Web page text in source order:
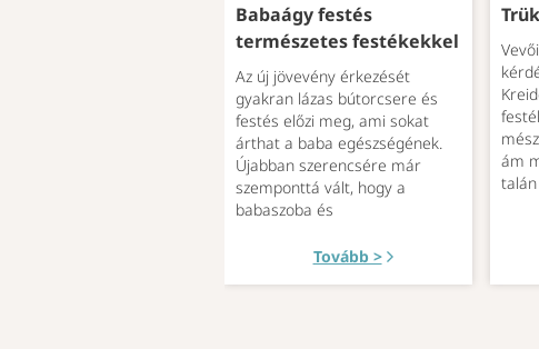
Babaágy festés
természetes festékekkel
Az új jövevény érkezését
gyakran lázas bútorcsere és
festés előzi meg, ami sokat
árthat a baba egészségének.
Újabban szerencsére már
szemponttá vált, hogy a
babaszoba és
Tovább >
ám